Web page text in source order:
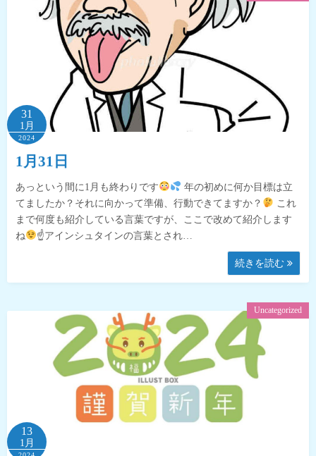
31
1月
2024
1月31日
あっという間に1月も終わりです
年の初めに何か目標は立
てましたか？それに向かって準備、行動できてますか？
これ
まで何度も紹介している言葉ですが、ここで改めて紹介します
ね
☝アインシュタインの言葉とされ…
続きを読む
Uncategorized
13
1月